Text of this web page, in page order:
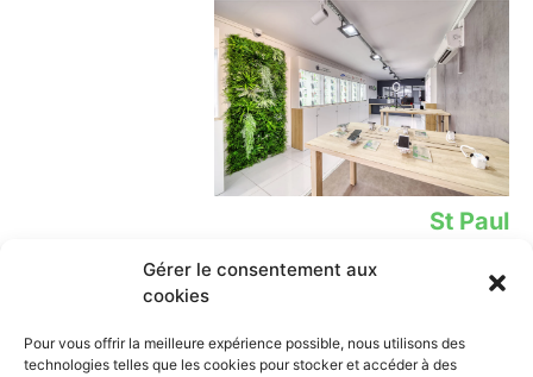
Gérer le consentement aux
cookies
Pour vous offrir la meilleure expérience possible, nous utilisons des
technologies telles que les cookies pour stocker et accéder à des
St Paul
12 Rue Leconte de Lisle,
02 62 78 39 02​
Contact
0262 838 638